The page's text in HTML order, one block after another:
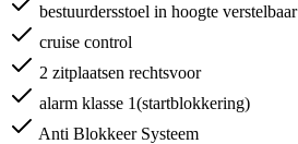
bestuurdersstoel in hoogte verstelbaar
cruise control
2 zitplaatsen rechtsvoor
alarm klasse 1(startblokkering)
Anti Blokkeer Systeem